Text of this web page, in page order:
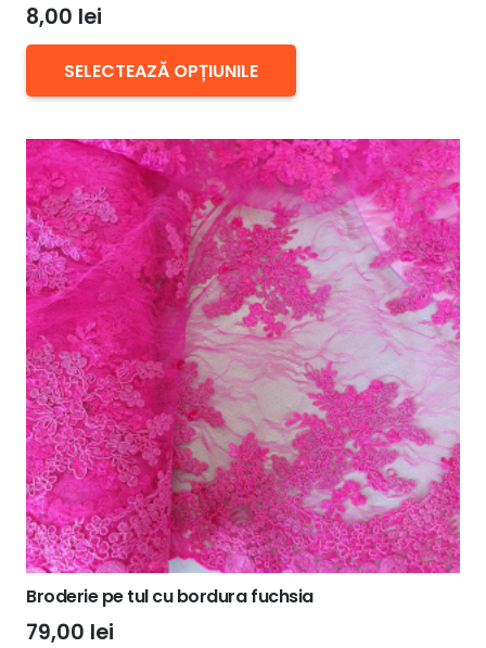
8,00 lei
SELECTEAZĂ OPȚIUNILE
mai
multe
variații.
Opțiunile
pot
fi
alese
în
pagina
produsului.
Broderie pe tul cu bordura fuchsia
79,00 lei